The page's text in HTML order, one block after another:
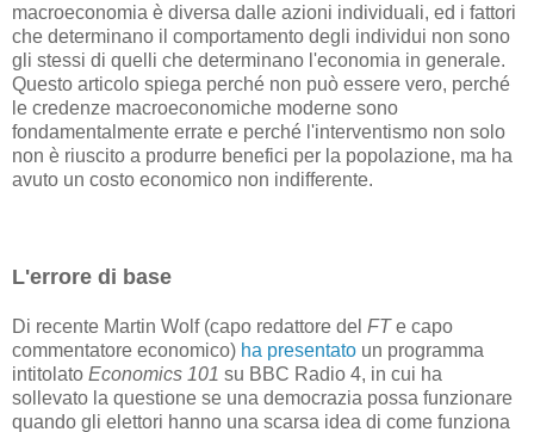
macroeconomia è diversa dalle azioni individuali, ed i fattori
che determinano il comportamento degli individui non sono
gli stessi di quelli che determinano l'economia in generale.
Questo articolo spiega perché non può essere vero, perché
le credenze macroeconomiche moderne sono
fondamentalmente errate e perché l'interventismo non solo
non è riuscito a produrre benefici per la popolazione, ma ha
avuto un costo economico non indifferente.
L'errore di base
Di recente Martin Wolf (capo redattore del FTe capo
commentatore economico) ha presentato un programma
intitolato Economics 101 su BBC Radio 4, in cui ha
sollevato la questione se una democrazia possa funzionare
quando gli elettori hanno una scarsa idea di come funziona